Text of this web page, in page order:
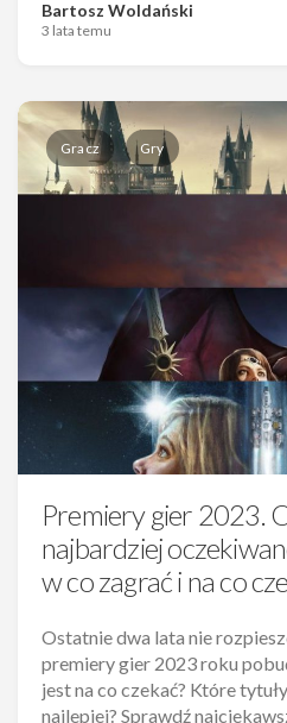
Bartosz Woldański
3 lata temu
Gracz Gry
Premiery gier 2023.
najbardziej
w co zagrać i na co
Ostatnie dwa lata nie
premiery gier 2023 roku
jest na co czekać? Które
najlepiej? Sprawdź